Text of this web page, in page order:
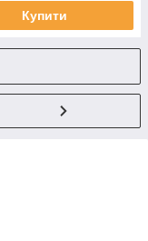
Купити